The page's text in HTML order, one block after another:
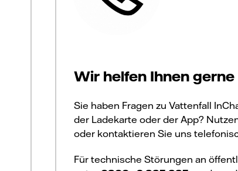
Wir helfen Ihnen
Sie haben Fragen zu Vattenfall
der Ladekarte oder der App?
oder kontaktieren Sie uns
Für technische Störungen an